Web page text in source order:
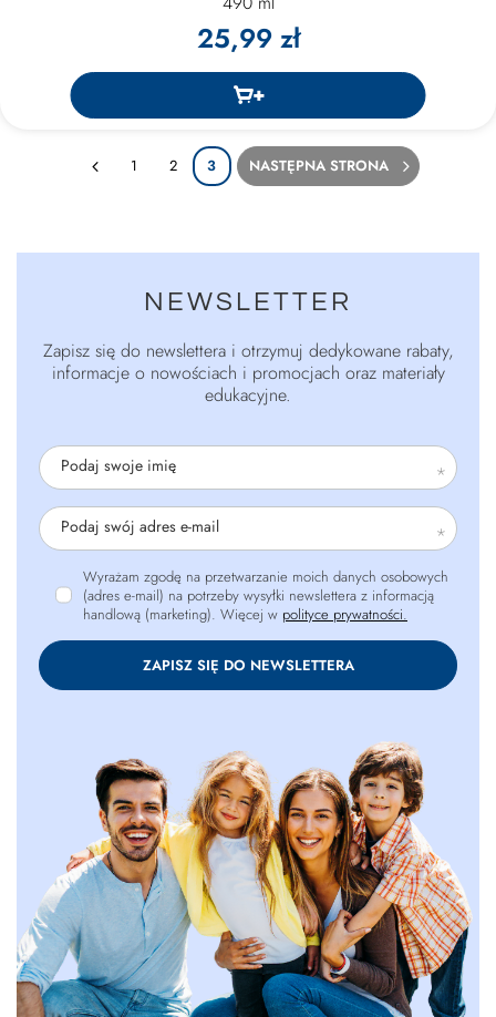
25,99 zł
1 2 3 NASTĘPNA STRONA
NEWSLETTER
Zapisz się do newslettera i otrzymuj dedykowane rabaty,
informacje o nowościach i promocjach oraz materiały
edukacyjne.
Podaj swoje imię
Podaj swój adres e-mail
Wyrażam zgodę na przetwarzanie moich danych osobowych
(adres e-mail) na potrzeby wysyłki newslettera z informacją
handlową (marketing). Więcej w polityce prywatności.
ZAPISZ SIĘ DO NEWSLETTERA